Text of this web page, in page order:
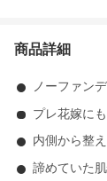
商品詳細
ノーファン
プレ花嫁に
内側から整
諦めていた